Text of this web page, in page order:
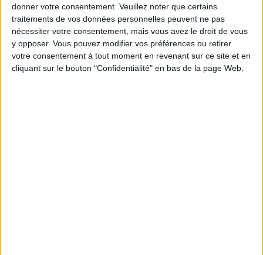
donner votre consentement. Veuillez noter que certains
traitements de vos données personnelles peuvent ne pas
nécessiter votre consentement, mais vous avez le droit de vous
y opposer. Vous pouvez modifier vos préférences ou retirer
votre consentement à tout moment en revenant sur ce site et en
cliquant sur le bouton "Confidentialité" en bas de la page Web.
Peut-on remplacer la viande par des féculents
? Consultation diététique du 05/08/2026